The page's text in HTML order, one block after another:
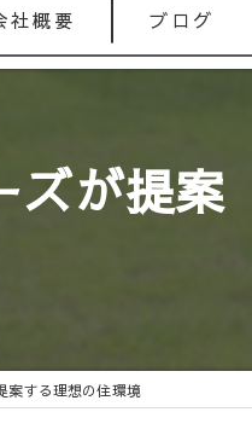
社概要 ブログ
ズが提案
案する理想の住環境